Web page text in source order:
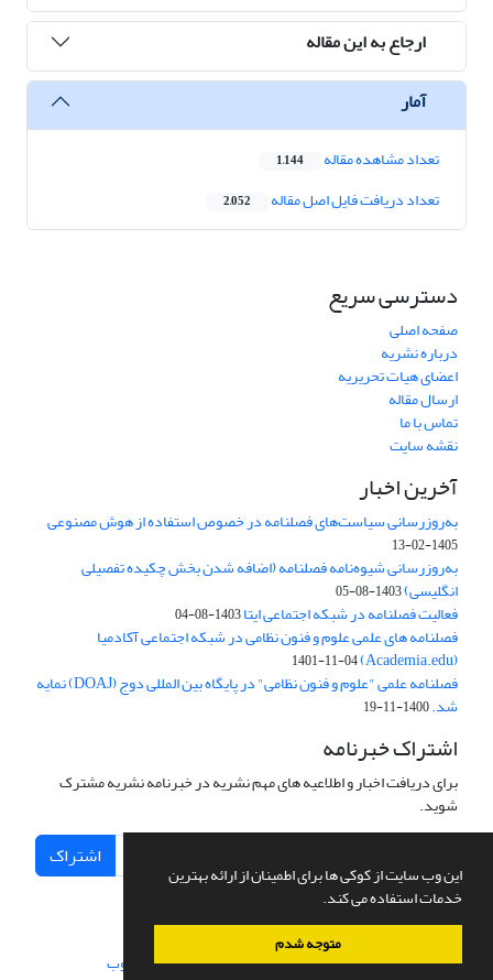
این وب سایت از کوکی ها برای اطمینان از ارائه بهترین
خدمات استفاده می کند.
متوجه شدم
ارجاع به این مقاله
آمار
تعداد مشاهده مقاله 1,144
تعداد دریافت فایل اصل مقاله 2,052
دسترسی سریع
صفحه اصلی
درباره نشریه
اعضای هیات تحریریه
ارسال مقاله
تماس با ما
نقشه سایت
آخرین اخبار
به‌روزرسانی سیاست‌های فصلنامه در خصوص استفاده از هوش مصنوعی
1405-02-13
به‌روزرسانی شیوه‌نامه فصلنامه (اضافه شدن بخش چکیده تفصیلی
انگلیسی)1403-08-05
فعالیت فصلنامه در شبکه اجتماعی ایتا1403-08-04
فصلنامه های علمی علوم و فنون نظامی در شبکه اجتماعی آکادمیا
(Academia.edu)
1401-11-04
فصلنامه علمی "علوم و فنون نظامی" در پایگاه بین المللی دوج (DOAJ) نمایه
شد.1400-11-19
اشتراک خبرنامه
برای دریافت اخبار و اطلاعیه های مهم نشریه در خبرنامه نشریه مشترک
شوید.
اشتراک
سامانه مدیریت نشریات علمی.طراحی و پیاده سازی از سیناوب